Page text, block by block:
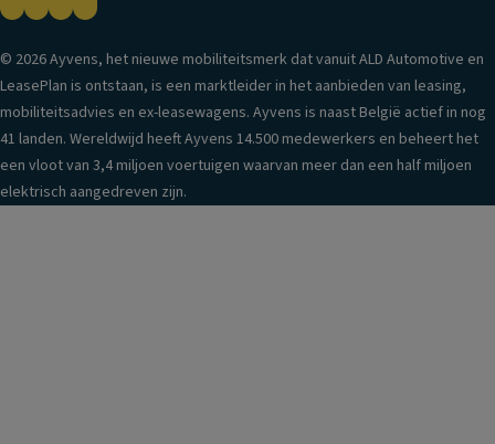
© 2026 Ayvens, het nieuwe mobiliteitsmerk dat vanuit ALD Automotive en
LeasePlan is ontstaan, is een marktleider in het aanbieden van leasing,
mobiliteitsadvies en ex-leasewagens. Ayvens is naast België actief in nog
41 landen. Wereldwijd heeft Ayvens 14.500 medewerkers en beheert het
een vloot van 3,4 miljoen voertuigen waarvan meer dan een half miljoen
elektrisch aangedreven zijn.